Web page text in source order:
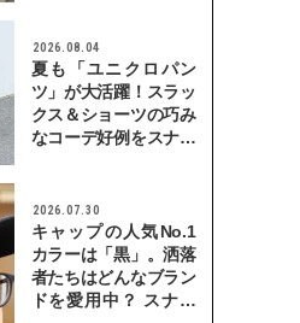
2026.08.04
夏も「ユニクロパン
ツ」が大活躍！スラッ
クス＆ショーツの巧み
なコーデ好例をスナッ
2026.07.30
キャップの人気No.1
カラーは「黒」。洒落
者たちはどんなブラン
ドを愛用中？ スナッ